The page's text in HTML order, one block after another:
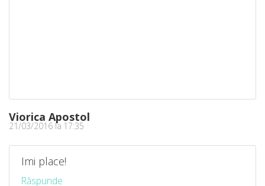
Viorica Apostol
21/03/2016 la 17:35
Imi place!
Răspunde